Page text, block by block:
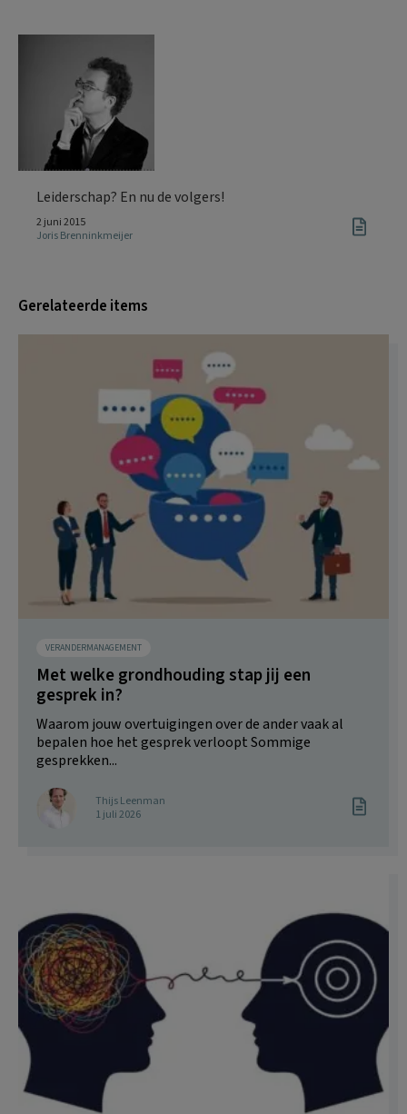
Leiderschap? En nu de volgers!
2 juni 2015
Joris Brenninkmeijer
Gerelateerde items
VERANDERMANAGEMENT
Met welke grondhouding stap jij een
gesprek in?
Waarom jouw overtuigingen over de ander vaak al
bepalen hoe het gesprek verloopt Sommige
gesprekken...
Thijs Leenman
1 juli 2026